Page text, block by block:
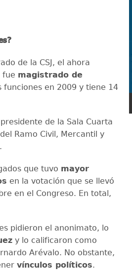
de la CSJ, el ahora
fue magistrado de
funciones en 2009 y tiene 14
de la Sala Cuarta
Ramo Civil, Mercantil y
que tuvo mayor
en la votación que se llevó
en el Congreso. En total,
pidieron el anonimato, lo
y lo calificaron como
Arévalo. No obstante,
vínculos políticos.